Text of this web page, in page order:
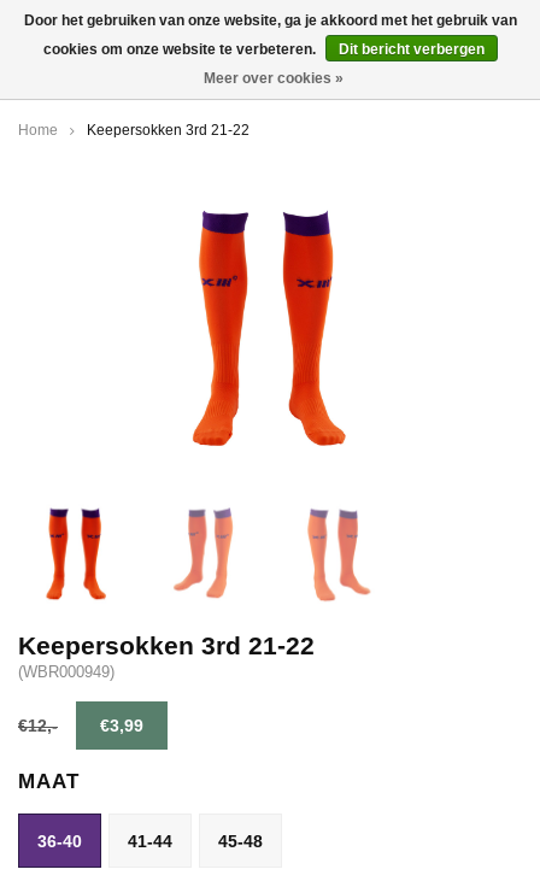
0
Home Keepersokken 3rd 21-22
Keepersokken 3rd 21-22
(WBR000949)
€12,- €3,99
MAAT
36-40 41-44 45-48
Door het gebruiken van onze website, ga je akkoord met het gebruik van
cookies om onze website te verbeteren.
Dit bericht verbergen
Meer over cookies »